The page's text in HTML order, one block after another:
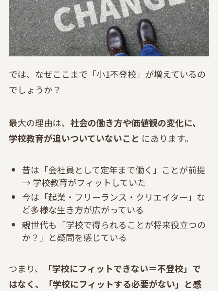
では、なぜここまで「小1不登校」が増えているの
でしょうか？
最大の理由は、 社会の働き方や価値観の変化に、
学校教育が追いついていないこと にあります。
昔は「会社員として定年まで働く」ことが前提
→ 学校教育がフィットしていた
今は「起業・フリーランス・クリエイター」な
ど多様な生き方が広がっている
親世代も「学校で得られることが将来役立つの
か？」と疑問を感じている
つまり、
「学校にフィットできない＝不登校」で
はなく、「学校にフィットする必要がない」と感